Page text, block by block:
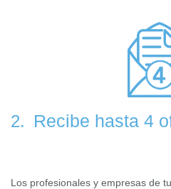
2. Recibe hasta 4
Los profesionales y empresas de